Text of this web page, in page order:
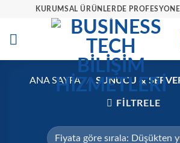
KURUMSAL ÜRÜNLERDE
ANA SAYFA / SUNUCU &
FILTRELE